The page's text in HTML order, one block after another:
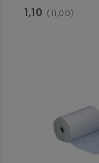
1,10 (11,00)